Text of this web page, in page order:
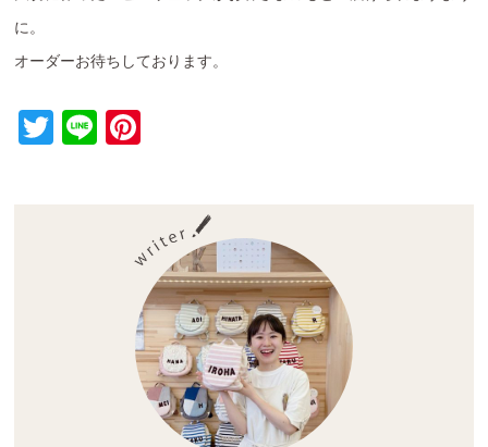
に。
オーダーお待ちしております。
T
Li
e
st